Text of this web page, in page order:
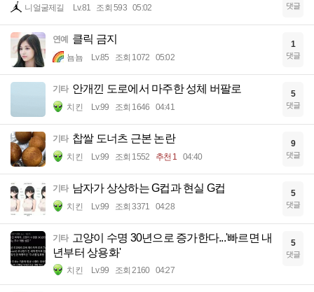
니얼굴제길 Lv.81 조회 593 05:02 댓글
연예 클릭 금지
뇸뇸 Lv.85 조회 1072 05:02
1
댓글
기타 안개낀 도로에서 마주한 성체 버팔로
치킨 Lv.99 조회 1646 04:41
5
댓글
기타 찹쌀 도너츠 근본 논란
치킨 Lv.99 조회 1552 추천 1 04:40
9
댓글
기타 남자가 상상하는 G컵과 현실 G컵
치킨 Lv.99 조회 3371 04:28
5
댓글
기타 고양이 수명 30년으로 증가한다...'빠르면 내
년부터 상용화'
치킨 Lv.99 조회 2160 04:27
5
댓글